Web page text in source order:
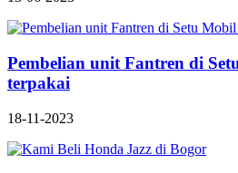
Pembelian unit Fantren di
terpakai
18-11-2023